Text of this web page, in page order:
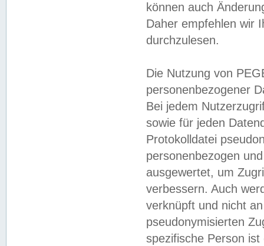
können auch
Daher empfehlen wir
durchzulesen.
Die Nutzung von
personenbezogener
Bei jedem
sowie für jeden
Protokolldatei
personenbezogen
ausgewertet, um
verbessern. Auch
verknüpft und nicht
pseudonymisierten
spezifische Person